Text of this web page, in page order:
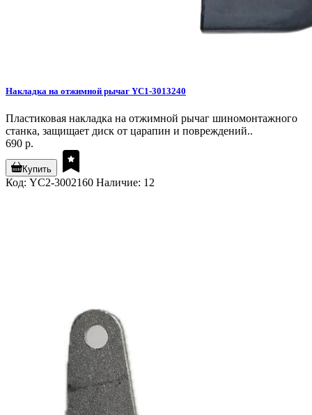
Накладка на отжимной рычаг YC1-3013240
Пластиковая накладка на отжимной рычаг шиномонтажного
станка, защищает диск от царапин и повреждений..
690 р.
Купить
Код: YC2-3002160 Наличие: 12